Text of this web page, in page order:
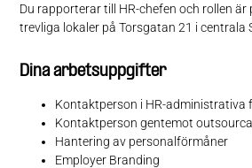
Du rapporterar till HR-chefen och rollen är
trevliga lokaler på Torsgatan 21 i centrala
Dina arbetsuppgifter
Kontaktperson i HR-administrativa
Kontaktperson gentemot
Hantering av personalförmåner
Employer Branding